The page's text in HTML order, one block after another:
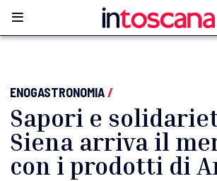
ENOGASTRONOMIA/
Sapori e
Siena arriva il
con i prodotti di